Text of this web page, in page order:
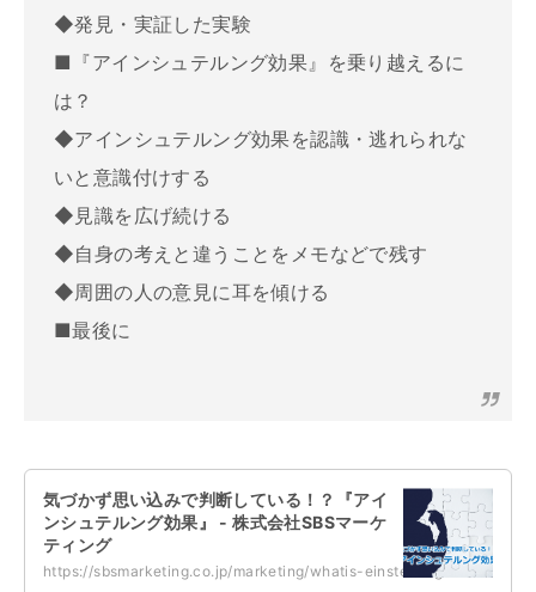
◆発見・実証した実験
■『アインシュテルング効果』を乗り越えるに
は？
◆アインシュテルング効果を認識・逃れられな
いと意識付けする
◆見識を広げ続ける
◆自身の考えと違うことをメモなどで残す
◆周囲の人の意見に耳を傾ける
■最後に
気づかず思い込みで判断している！？『アイ
ンシュテルング効果』 - 株式会社SBSマーケ
ティング
https://sbsmarketing.co.jp/marketing/whatis-einstellung-effect-2023-08/